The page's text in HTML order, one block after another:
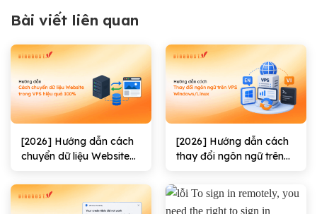
Bài viết liên quan
[2026] Hướng dẫn cách
chuyển dữ liệu Website
100%
[2026] Hướng dẫn cách
thay đổi ngôn ngữ trên